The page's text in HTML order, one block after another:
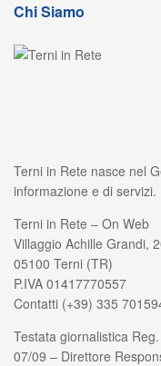
Chi Siamo
Terni in Rete nasce nel
informazione e di servizi.
Terni in Rete – On Web
Villaggio Achille Grandi,
05100 Terni (TR)
P.IVA 01417770557
Contatti (+39) 335
Testata giornalistica
07/09 – Direttore